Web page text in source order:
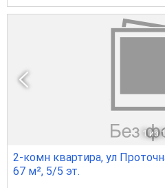
1 из 1
2-комн квартира, ул
67 м², 5/5 эт.